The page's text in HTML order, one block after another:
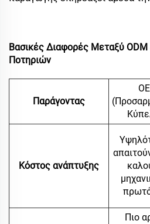
Βασικές Διαφορές Μεταξύ
Ποτηριών
Παράγοντας
Κόστος ανάπτυξης
Πιο